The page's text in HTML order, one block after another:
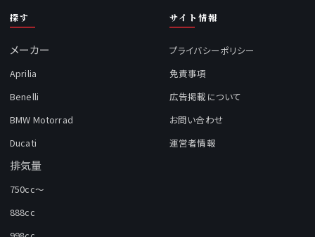
探す
メーカー
Aprilia
Benelli
BMW Motorrad
Ducati
排気量
750cc～
888cc
サイト情報
プライバシーポリシー
免責事項
広告掲載について
お問い合わせ
運営者情報